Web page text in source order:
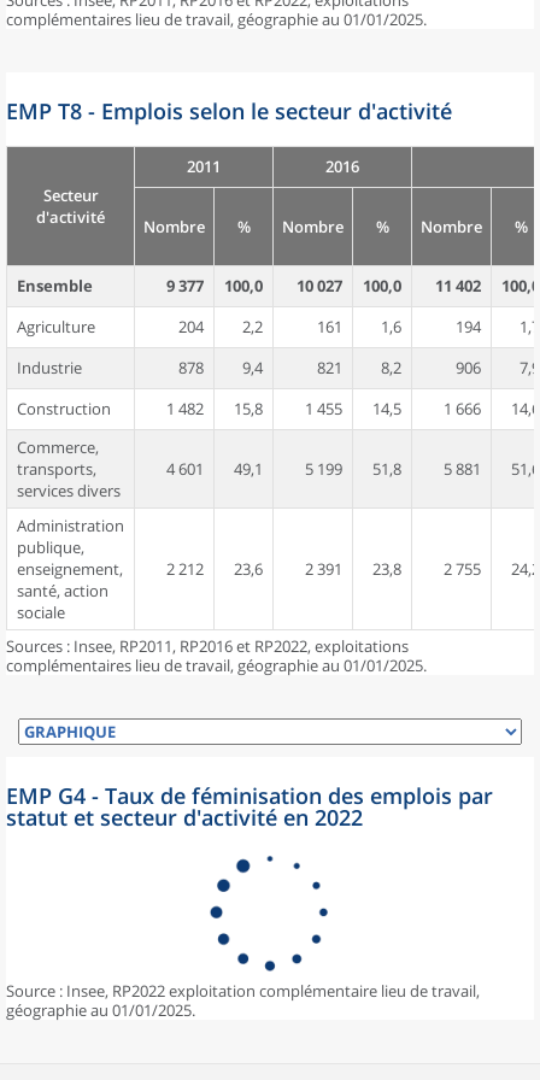
complémentaires lieu de travail, géographie au 01/01/2025.
EMP T8 - Emplois selon le secteur d'activité
Secteur
d'activité
2011 2016
Nombre % Nombre % Nombre %
Ensemble 9 377 100,0 10 027 100,0 11 402
100,0
Agriculture
204 2,2 161 1,6 194
1,7
Industrie
878 9,4 821 8,2 906
7,9
Construction
1 482 15,8 1 455 14,5 1 666
14,6
Commerce,
transports,
services divers
4 601 49,1 5 199 51,8 5 881 51,6
Administration
publique,
enseignement,
santé, action
sociale
2 212 23,6 2 391 23,8 2 755 24,2
Sources : Insee, RP2011, RP2016 et RP2022, exploitations
complémentaires lieu de travail, géographie au 01/01/2025.
EMP G4 - Taux de féminisation des emplois par
statut et secteur d'activité en 2022
Source : Insee, RP2022 exploitation complémentaire lieu de travail,
géographie au 01/01/2025.